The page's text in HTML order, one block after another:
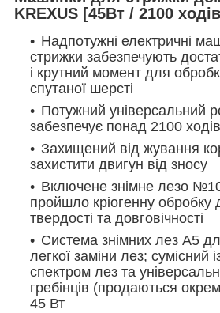
KREXUS [45Вт / 2100
Надпотужні електричні
стрижки забезпечують
і крутний момент для
спутаної шерсті
Потужний універсальний
забезпечує понад 2100
Захищений від жування
захистити двигун від зносу
Включене знімне лезо
пройшло кріогенну обробку
твердості та довговічності
Система знімних лез A5
легкої заміни лез; сумісний
спектром лез та
гребінців (продаються
45 Вт